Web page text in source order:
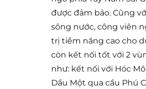
được đảm bảo. Cũng
sông nước, công viên
trị tiềm năng cao cho
còn kết nối tốt với 2
như: kết nối với Hóc
Dầu Một qua cầu Phú